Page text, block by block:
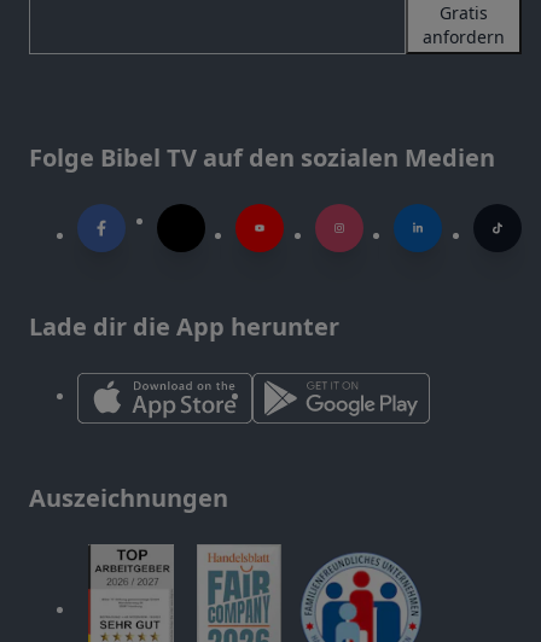
Gratis
anfordern
Folge Bibel TV auf den sozialen Medien
Lade dir die App herunter
Auszeichnungen